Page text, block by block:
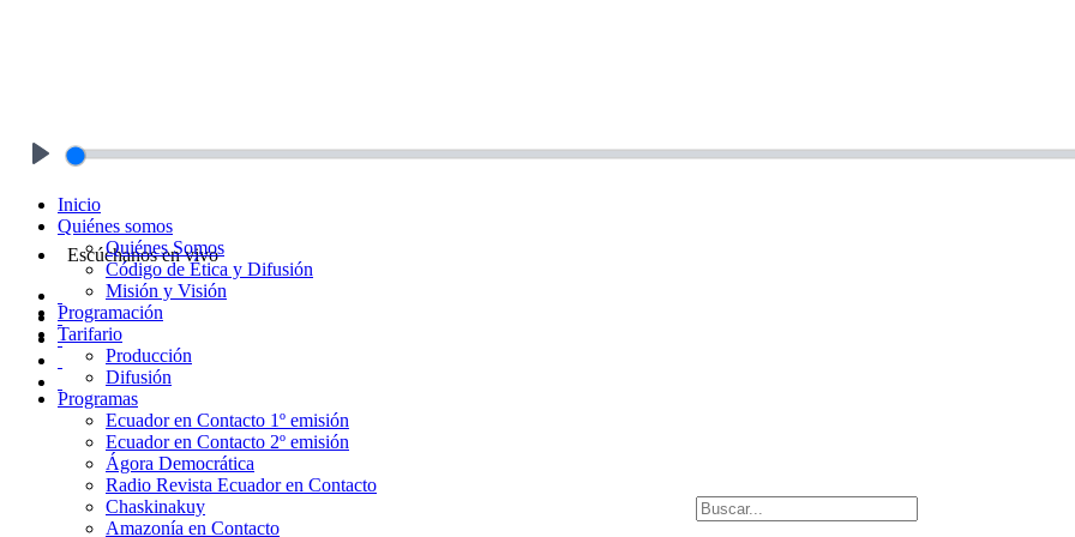
Escúchanos en vivo
Inicio
Quiénes somos
Quiénes Somos
Código de Ética y Difusión
Misión y Visión
Programación
Tarifario
Producción
Difusión
Programas
Ecuador en Contacto 1º emisión
Ecuador en Contacto 2º emisión
Ágora Democrática
Radio Revista Ecuador en Contacto
Chaskinakuy
Amazonía en Contacto